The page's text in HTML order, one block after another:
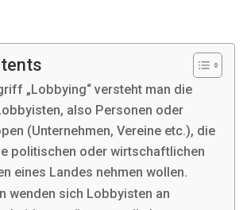
„Lobbying“ versteht man die
also Personen oder
(Unternehmen, Vereine etc.), die
politischen oder wirtschaftlichen
eines Landes nehmen wollen.
wenden sich Lobbyisten an